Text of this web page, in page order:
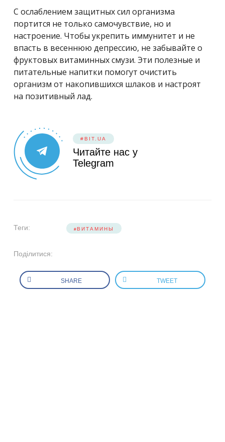
С ослаблением защитных сил организма
портится не только самочувствие, но и
настроение. Чтобы укрепить иммунитет и не
впасть в весеннюю депрессию, не забывайте о
фруктовых витаминных смузи. Эти полезные и
питательные напитки помогут очистить
организм от накопившихся шлаков и настроят
на позитивный лад.
#BIT.UA
Читайте нас у
Telegram
Теги: ВИТАМИНЫ
Поділитися:
SHARE TWEET